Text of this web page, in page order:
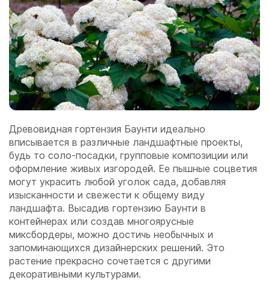
Древовидная гортензия Баунти идеально
вписывается в различные ландшафтные проекты,
будь то соло-посадки, групповые композиции или
оформление живых изгородей. Ее пышные соцветия
могут украсить любой уголок сада, добавляя
изысканности и свежести к общему виду
ландшафта. Высадив гортензию Баунти в
контейнерах или создав многоярусные
миксбордеры, можно достичь необычных и
запоминающихся дизайнерских решений. Это
растение прекрасно сочетается с другими
декоративными культурами.